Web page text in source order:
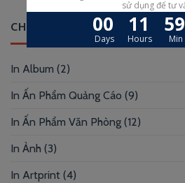
CHUYÊN MỤC
In Album (2)
In Ấn Phẩm Quảng Cáo (9)
In Ấn Phẩm Văn Phòng (12)
In Ảnh (3)
In Artprint (4)